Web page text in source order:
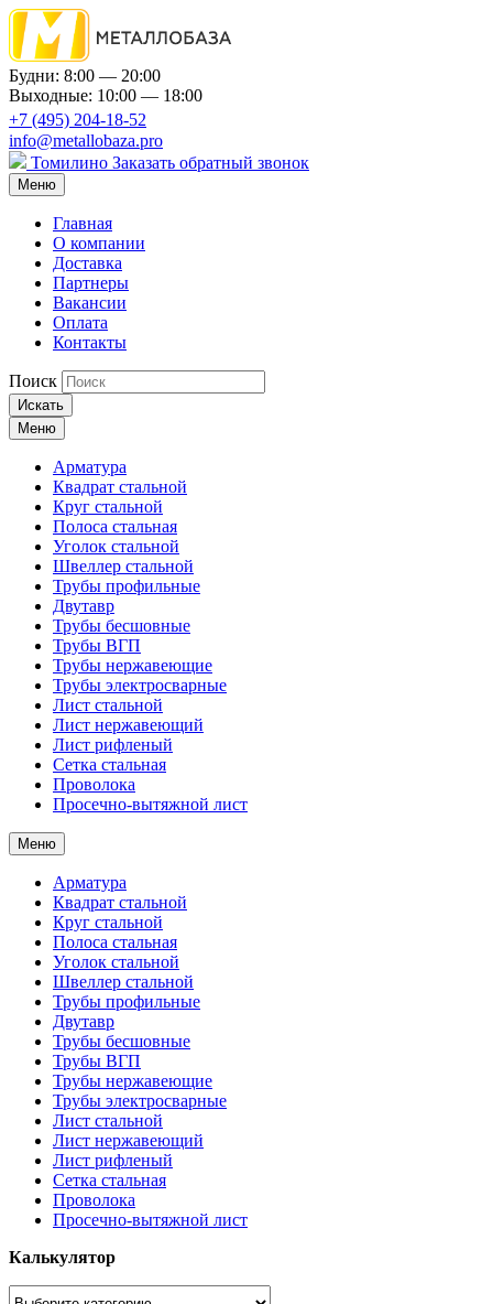
Будни: 8:00 — 20:00
Выходные: 10:00 — 18:00
+7 (495) 204-18-52
info@metallobaza.pro
Томилино Заказать обратный звонок
Меню
Главная
О компании
Доставка
Партнеры
Вакансии
Оплата
Контакты
Поиск
Искать
Меню
Арматура
Квадрат стальной
Круг стальной
Полоса стальная
Уголок стальной
Швеллер стальной
Трубы профильные
Двутавр
Трубы бесшовные
Трубы ВГП
Трубы нержавеющие
Трубы электросварные
Лист стальной
Лист нержавеющий
Лист рифленый
Сетка стальная
Проволока
Просечно-вытяжной лист
Меню
Арматура
Квадрат стальной
Круг стальной
Полоса стальная
Уголок стальной
Швеллер стальной
Трубы профильные
Двутавр
Трубы бесшовные
Трубы ВГП
Трубы нержавеющие
Трубы электросварные
Лист стальной
Лист нержавеющий
Лист рифленый
Сетка стальная
Проволока
Просечно-вытяжной лист
Калькулятор